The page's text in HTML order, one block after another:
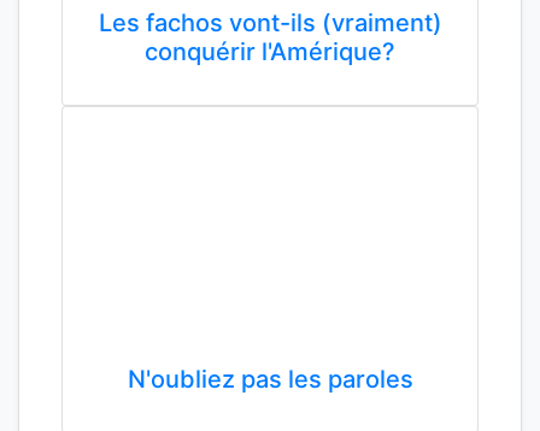
Les fachos vont-ils (vraiment)
conquérir l'Amérique?
N'oubliez pas les paroles